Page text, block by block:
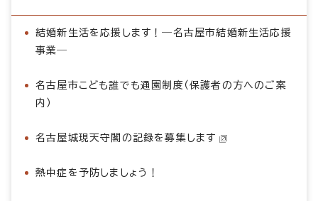
結婚新生活を応援します！―名古屋市結婚新生活応援
事業―
名古屋市こども誰でも通園制度（保護者の方へのご案
内）
名古屋城現天守閣の記録を募集します
熱中症を予防しましょう！